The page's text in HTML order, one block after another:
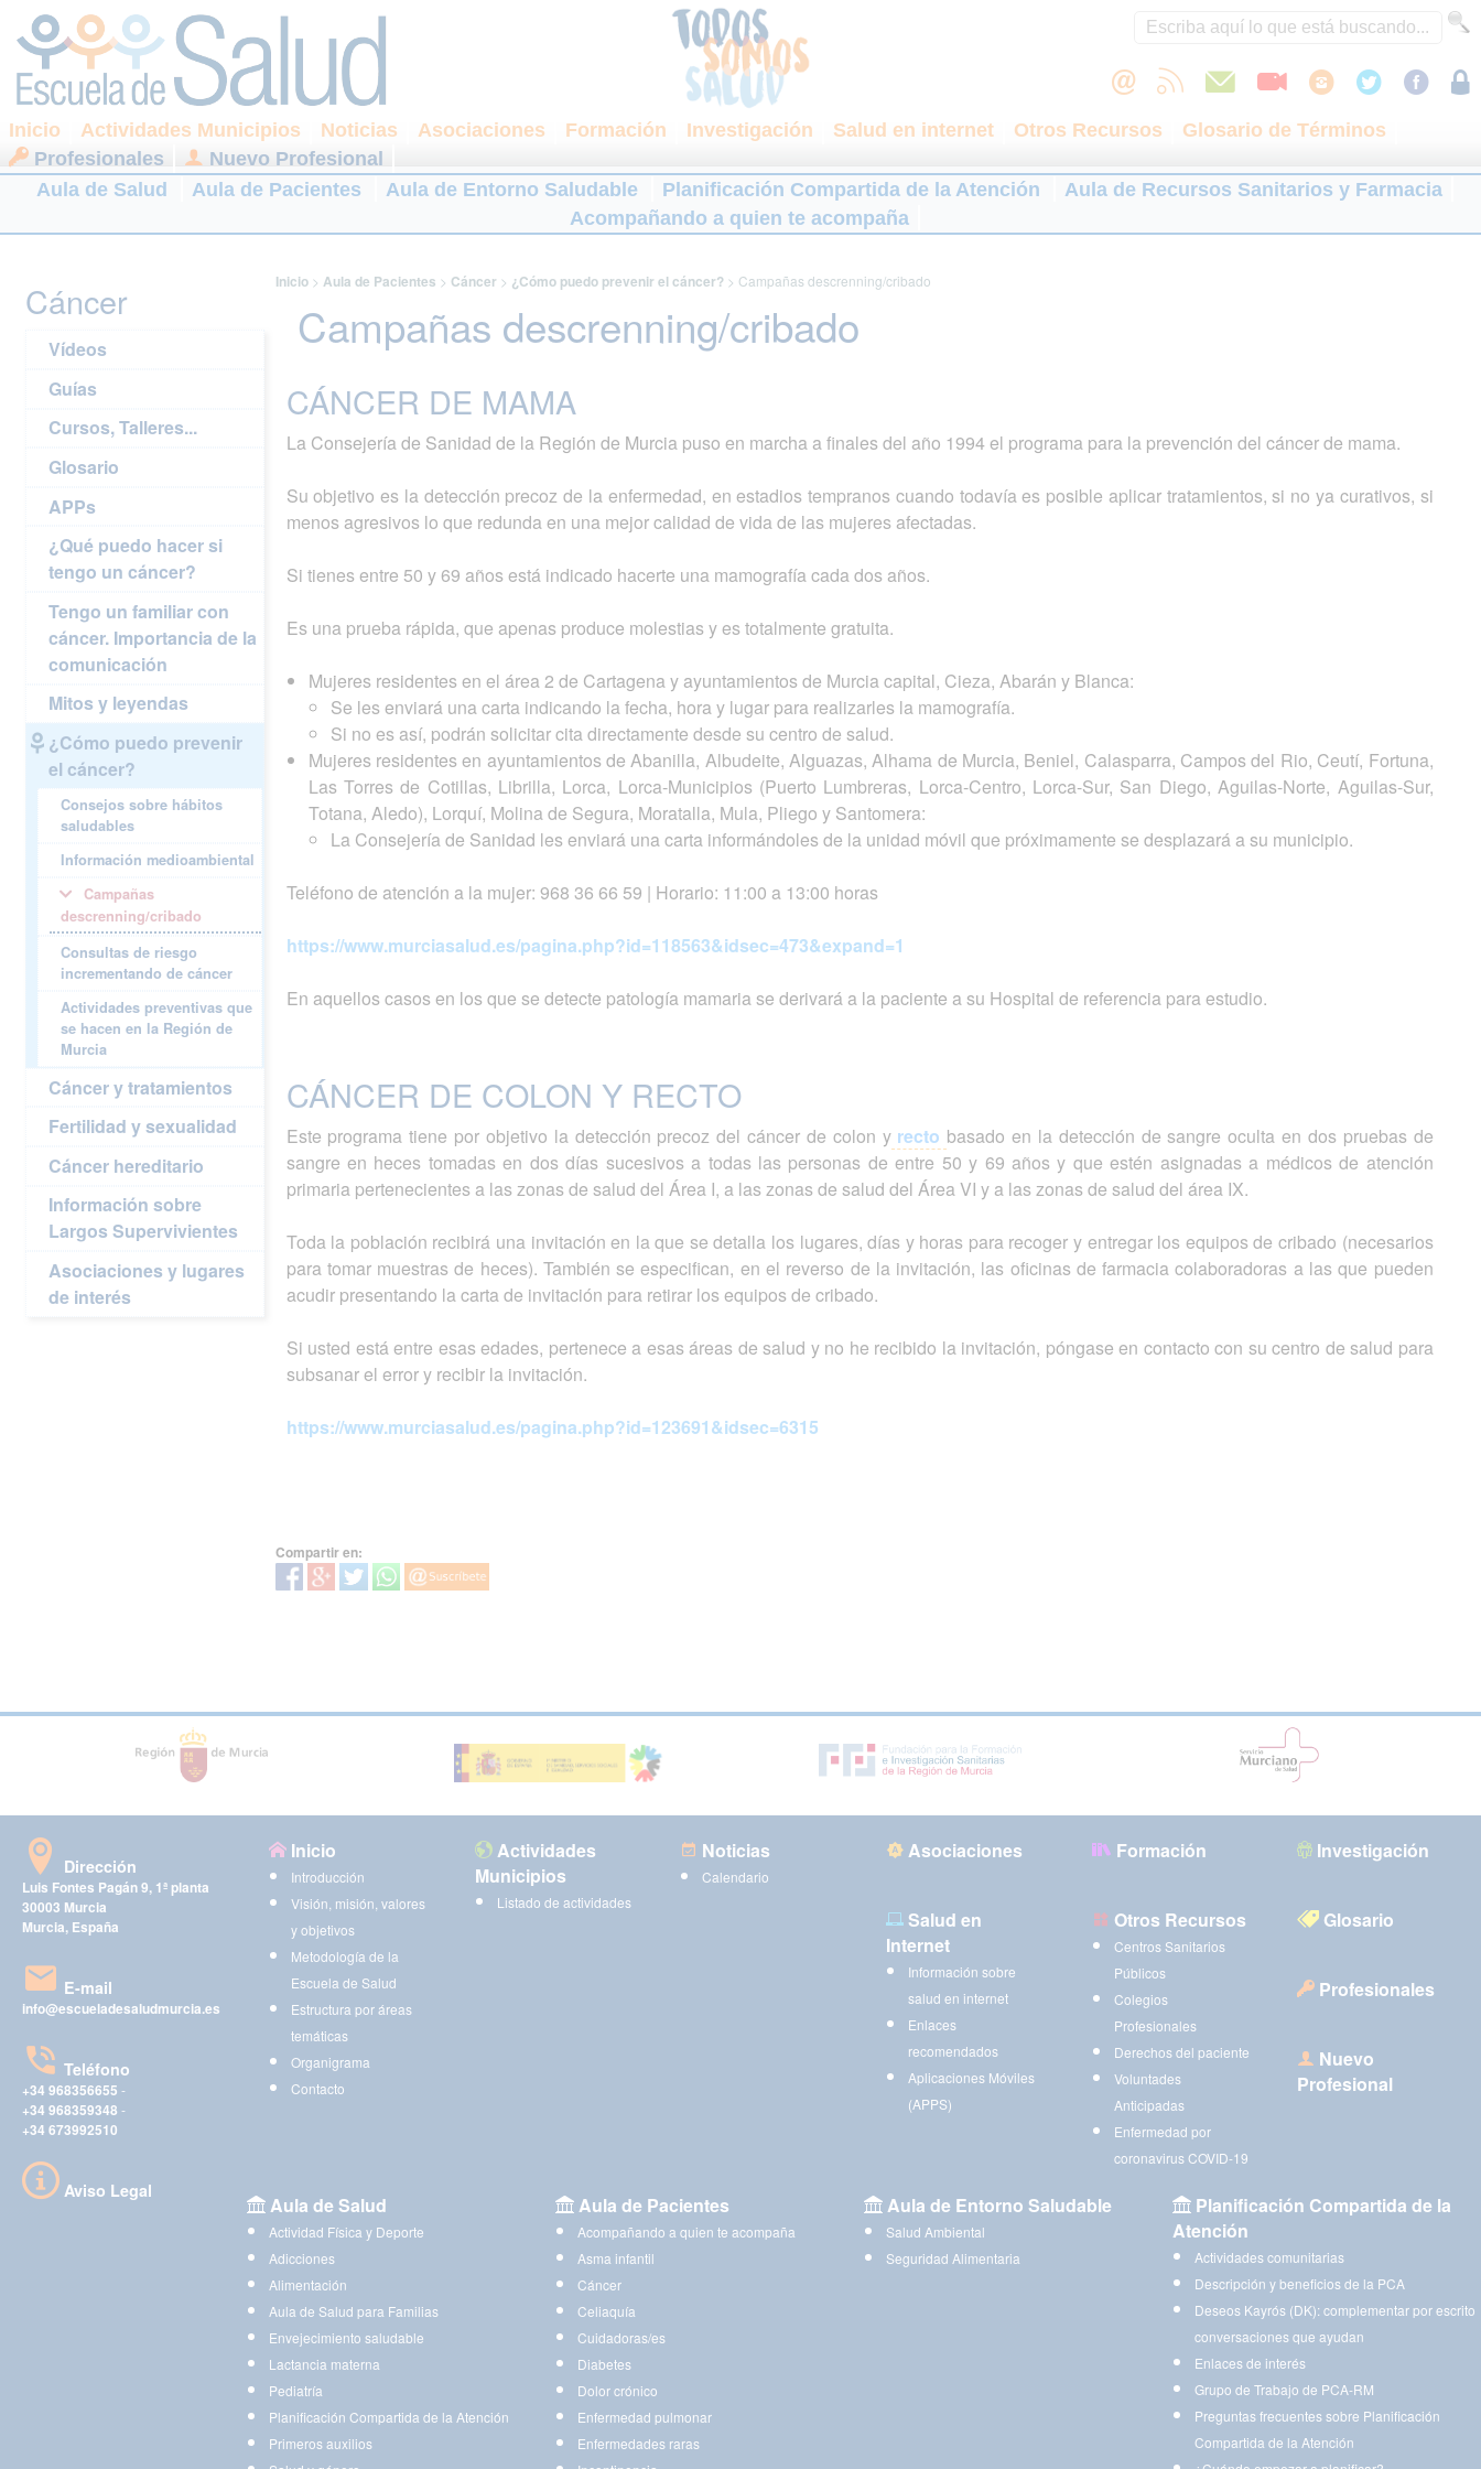
Inicio Actividades Municipios Noticias Asociaciones Formación Investigación Salud en internet Otros Recursos
Glosario de Términos
Profesionales
Nuevo Profesional
Aula de Salud
Aula de Pacientes Aula de Entorno Saludable Planificación Compartida de la Atención
Aula de Recursos Sanitarios y Farmacia
Acompañando a quien te acompaña
Cáncer
Vídeos
Guías
Cursos, Talleres...
Glosario
APPs
¿Qué puedo hacer si
tengo un cáncer?
Tengo un familiar con
cáncer. Importancia de la
comunicación
Mitos y leyendas
¿Cómo puedo prevenir
el cáncer?
Consejos sobre hábitos
saludables
Información medioambiental
Campañas
descrenning/cribado
Consultas de riesgo
incrementando de cáncer
Actividades preventivas que
se hacen en la Región de
Murcia
Cáncer y tratamientos
Fertilidad y sexualidad
Cáncer hereditario
Información sobre
Largos Supervivientes
Asociaciones y lugares
de interés
Inicio> Aula de Pacientes > Cáncer > ¿Cómo puedo prevenir el cáncer?> Campañas descrenning/cribado
Campañas descrenning/cribado
CÁNCER DE MAMA
La Consejería de Sanidad de la Región de Murcia puso en marcha a finales del año 1994 el programa para la prevención del cáncer de mama.
Su objetivo es la detección precoz de la enfermedad, en estadios tempranos cuando todavía es posible aplicar tratamientos, si no ya curativos, si
menos agresivos lo que redunda en una mejor calidad de vida de las mujeres afectadas.
Si tienes entre 50 y 69 años está indicado hacerte una mamografía cada dos años.
Es una prueba rápida, que apenas produce molestias y es totalmente gratuita.
Mujeres residentes en el área 2 de Cartagena y ayuntamientos de Murcia capital, Cieza, Abarán y Blanca:
Se les enviará una carta indicando la fecha, hora y lugar para realizarles la mamografía.
Si no es así, podrán solicitar cita directamente desde su centro de salud.
Mujeres residentes en ayuntamientos de Abanilla, Albudeite, Alguazas, Alhama de Murcia, Beniel, Calasparra, Campos del Rio, Ceutí, Fortuna,
Las Torres de Cotillas, Librilla, Lorca, Lorca-Municipios (Puerto Lumbreras, Lorca-Centro, Lorca-Sur, San Diego, Aguilas-Norte, Aguilas-Sur,
Totana, Aledo), Lorquí, Molina de Segura, Moratalla, Mula, Pliego y Santomera:
La Consejería de Sanidad les enviará una carta informándoles de la unidad móvil que próximamente se desplazará a su municipio.
Teléfono de atención a la mujer: 968 36 66 59 | Horario: 11:00 a 13:00 horas
https://www.murciasalud.es/pagina.php?id=118563&idsec=473&expand=1
En aquellos casos en los que se detecte patología mamaria se derivará a la paciente a su Hospital de referencia para estudio.
CÁNCER DE COLON Y RECTO
Este programa tiene por objetivo la detección precoz del cáncer de colon yrecto basado en la detección de sangre oculta en dos pruebas de
sangre en heces tomadas en dos días sucesivos a todas las personas de entre 50 y 69 años y que estén asignadas a médicos de atención
primaria pertenecientes a las zonas de salud del Área I, a las zonas de salud del Área VI y a las zonas de salud del área IX.
Toda la población recibirá una invitación en la que se detalla los lugares, días y horas para recoger y entregar los equipos de cribado (necesarios
para tomar muestras de heces). También se especifican, en el reverso de la invitación, las oficinas de farmacia colaboradoras a las que pueden
acudir presentando la carta de invitación para retirar los equipos de cribado.
Si usted está entre esas edades, pertenece a esas áreas de salud y no he recibido la invitación, póngase en contacto con su centro de salud para
subsanar el error y recibir la invitación.
https://www.murciasalud.es/pagina.php?id=123691&idsec=6315
Compartir en:
Dirección
Luis Fontes Pagán 9, 1ª planta
30003 Murcia
Murcia, España
E-mail
info@escueladesaludmurcia.es
Teléfono
+34 968356655 -
+34 968359348 -
+34 673992510
Aviso Legal
Inicio
Introducción
Visión, misión, valores
y objetivos
Metodología de la
Escuela de Salud
Estructura por áreas
temáticas
Organigrama
Contacto
Actividades
Municipios
Listado de actividades
Noticias
Calendario
Asociaciones Formación Investigación
Salud en
Internet
Información sobre
salud en internet
Enlaces
recomendados
Aplicaciones Móviles
(APPS)
Otros Recursos
Centros Sanitarios
Públicos
Colegios
Profesionales
Derechos del paciente
Voluntades
Anticipadas
Enfermedad por
coronavirus COVID-19
Glosario
Profesionales
Nuevo
Profesional
Aula de Salud
Actividad Física y Deporte
Adicciones
Alimentación
Aula de Salud para Familias
Envejecimiento saludable
Lactancia materna
Pediatría
Planificación Compartida de la Atención
Primeros auxilios
Aula de Pacientes
Acompañando a quien te acompaña
Asma infantil
Cáncer
Celiaquía
Cuidadoras/es
Diabetes
Dolor crónico
Enfermedad pulmonar
Enfermedades raras
Aula de Entorno Saludable
Salud Ambiental
Seguridad Alimentaria
Planificación Compartida de la
Atención
Actividades comunitarias
Descripción y beneficios de la PCA
Deseos Kayrós (DK): complementar por escrito
conversaciones que ayudan
Enlaces de interés
Grupo de Trabajo de PCA-RM
Preguntas frecuentes sobre Planificación
Compartida de la Atención